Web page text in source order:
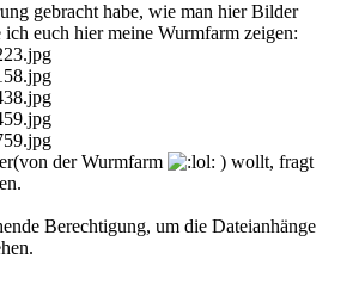
gebracht habe, wie man hier Bilder
euch hier meine Wurmfarm zeigen:
der Wurmfarm
) wollt, fragt
Berechtigung, um die Dateianhänge